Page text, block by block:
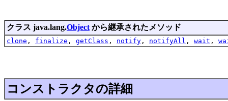
クラス java.lang.Object から継承されたメソッド
clone , finalize , getClass , notify , notifyAll , wait ,
コンストラクタの詳細